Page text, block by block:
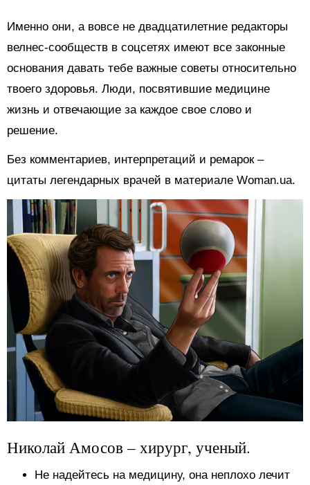
Именно они, а вовсе не двадцатилетние редакторы
велнес-сообществ в соцсетях имеют все законные
основания давать тебе важные советы относительно
твоего здоровья. Люди, посвятившие медицине
жизнь и отвечающие за каждое свое слово и
решение.
Без комментариев, интерпретаций и ремарок –
цитаты легендарных врачей в материале Woman.ua.
Николай Амосов – хирург, ученый.
Не надейтесь на медицину, она неплохо лечит